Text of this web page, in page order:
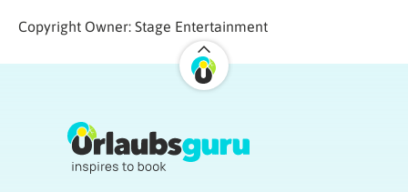
Copyright Owner: Stage Entertainment